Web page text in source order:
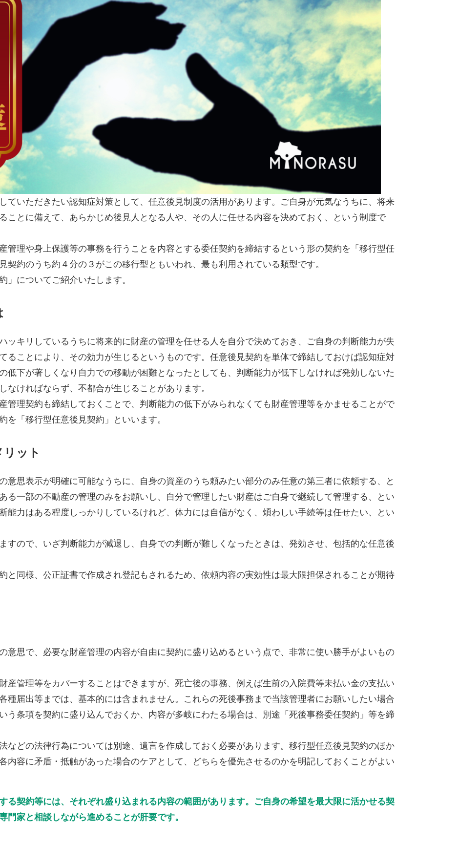
ていただきたい認知症対策として、任意後見制度の活用があります。ご自身が元気なうちに、将来
ことに備えて、あらかじめ後見人となる人や、その人に任せる内容を決めておく、という制度で
管理や身上保護等の事務を行うことを内容とする委任契約を締結するという形の契約を「移行型任
契約のうち約４分の３がこの移行型ともいわれ、最も利用されている類型です。
」についてご紹介いたします。
ッキリしているうちに将来的に財産の管理を任せる人を自分で決めておき、ご自身の判断能力が失
ることにより、その効力が生じるというものです。任意後見契約を単体で締結しておけば認知症対
低下が著しくなり自力での移動が困難となったとしても、判断能力が低下しなければ発効しないた
なければならず、不都合が生じることがあります。
管理契約も締結しておくことで、判断能力の低下がみられなくても財産管理等をかませることがで
を「移行型任意後見契約」といいます。
ット
意思表示が明確に可能なうちに、自身の資産のうち頼みたい部分のみ任意の第三者に依頼する、と
る一部の不動産の管理のみをお願いし、自分で管理したい財産はご自身で継続して管理する、とい
能力はある程度しっかりしているけれど、体力には自信がなく、煩わしい手続等は任せたい、とい
すので、いざ判断能力が減退し、自身での判断が難しくなったときは、発効させ、包括的な任意後
と同様、公正証書で作成され登記もされるため、依頼内容の実効性は最大限担保されることが期待
意思で、必要な財産管理の内容が自由に契約に盛り込めるという点で、非常に使い勝手がよいもの
産管理等をカバーすることはできますが、死亡後の事務、例えば生前の入院費等未払い金の支払い
種届出等までは、基本的には含まれません。これらの死後事務まで当該管理者にお願いしたい場合
う条項を契約に盛り込んでおくか、内容が多岐にわたる場合は、別途「死後事務委任契約」等を締
などの法律行為については別途、遺言を作成しておく必要があります。移行型任意後見契約のほか
内容に矛盾・抵触があった場合のケアとして、どちらを優先させるのかを明記しておくことがよい
る契約等には、それぞれ盛り込まれる内容の範囲があります。ご自身の希望を最大限に活かせる契
門家と相談しながら進めることが肝要です。